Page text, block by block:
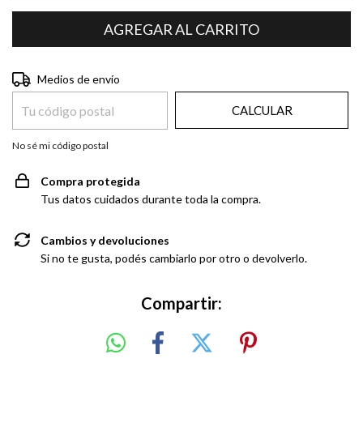
Entregas para el CP:
Medios de envío
CALCULAR
No sé mi código postal
Compra protegida
Tus datos cuidados durante toda la compra.
Cambios y devoluciones
Si no te gusta, podés cambiarlo por otro o devolverlo.
Compartir: